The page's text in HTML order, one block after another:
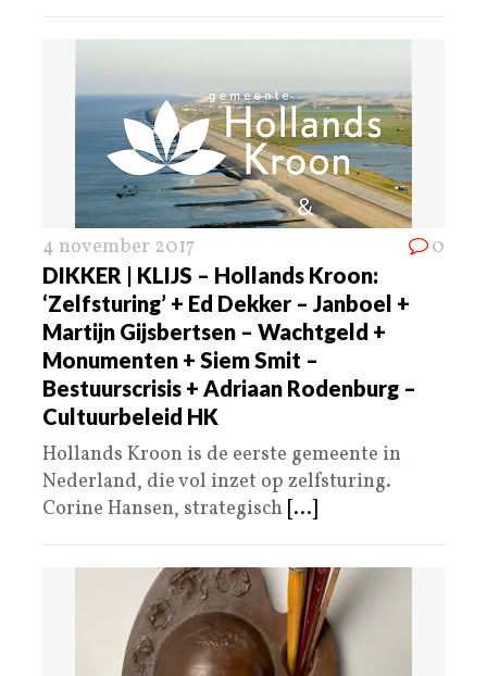
4 november 2017 0
DIKKER | KLIJS – Hollands Kroon:
‘Zelfsturing’ + Ed Dekker – Janboel +
Martijn Gijsbertsen – Wachtgeld +
Monumenten + Siem Smit –
Bestuurscrisis + Adriaan Rodenburg –
Cultuurbeleid HK
Hollands Kroon is de eerste gemeente in
Nederland, die vol inzet op zelfsturing.
Corine Hansen, strategisch [...]